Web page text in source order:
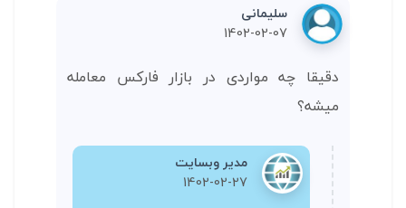
سلیمانی
1402-02-07
دقیقا چه مواردی در بازار فارکس معامله
میشه؟
مدیر وبسایت
1402-02-27